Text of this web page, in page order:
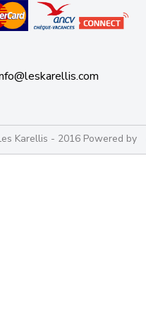
Karellis - 2016 Powered by